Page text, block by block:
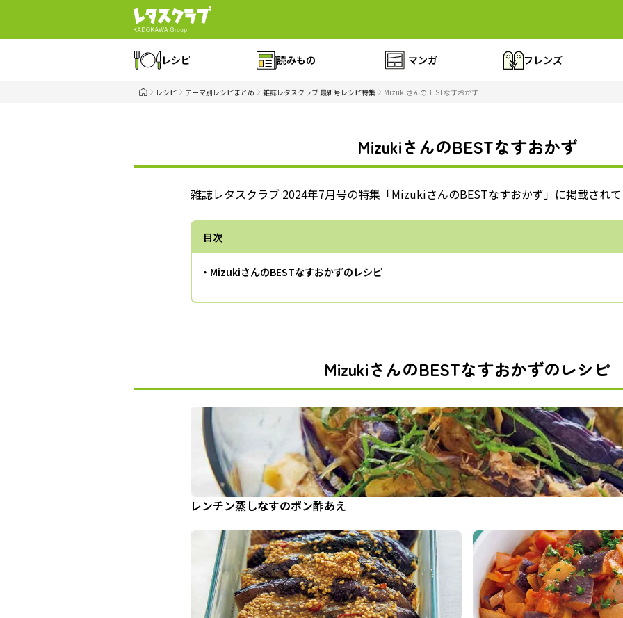
レシピ 読みもの マンガ フレンズ
レシピ テーマ別レシピまとめ 雑誌レタスクラブ 最新号レシピ特集 MizukiさんのBESTなすおかず
MizukiさんのBESTなすおかず
雑誌レタスクラブ 2024年7月号の特集「MizukiさんのBESTなすおかず」に掲載され
目次
・ MizukiさんのBESTなすおかずのレシピ
MizukiさんのBESTなすおかずのレシピ
レンチン蒸しなすのポン酢あえ